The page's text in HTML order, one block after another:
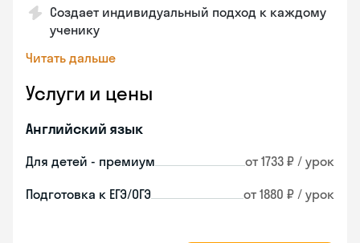
Создает индивидуальный подход к каждому
ученику
Читать дальше
Услуги и цены
Английский язык
Для детей - премиум от 1733 ₽ / урок
Подготовка к ЕГЭ/ОГЭ от 1880 ₽ / урок